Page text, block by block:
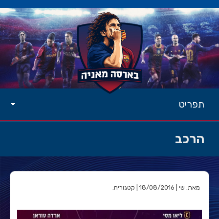
תפריט
הרכב
מאת: שי | 18/08/2016 | קטגוריה: